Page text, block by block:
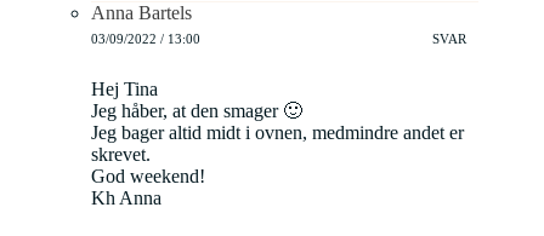
Anna Bartels
03/09/2022 / 13:00 SVAR
Hej Tina
Jeg håber, at den smager 🙂
Jeg bager altid midt i ovnen, medmindre andet er
skrevet.
God weekend!
Kh Anna